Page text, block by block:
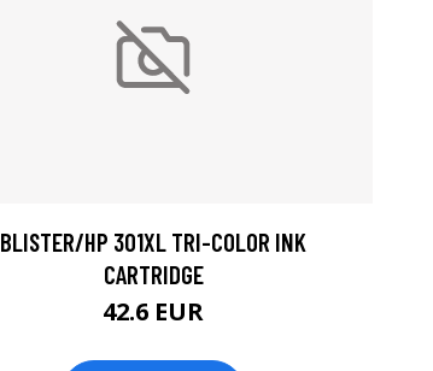
BLISTER/HP 301XL TRI-COLOR INK
CARTRIDGE
42.6 EUR